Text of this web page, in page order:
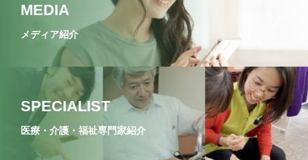
MEDIA
メディア紹介
SPECIALIST
医療・介護・福祉専門家紹介